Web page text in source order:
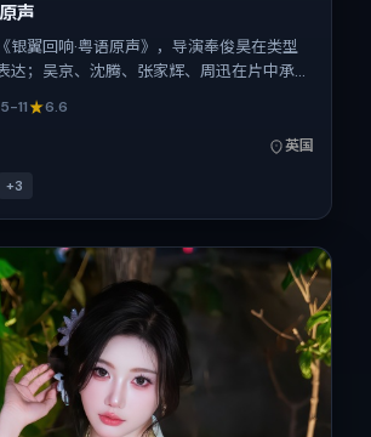
声
银翼回响·粤语原声》，导演奉俊昊在类型
达；吴京、沈腾、张家辉、周迅在片中承担
类型为战争，主拍摄地与出品背景为英国。
5月11日（公映登记日 2024-05-11），全片
有度。
11 6.6
英国
+3